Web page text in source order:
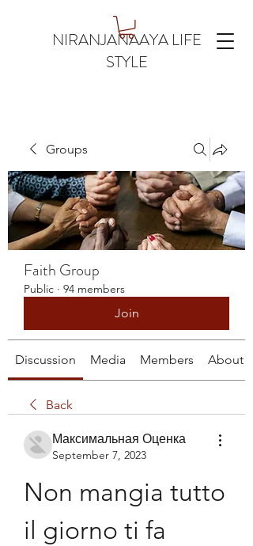
NIRANJANAAYA LIFE
STYLE
Groups
Faith Group
Public · 94 members
Join
Discussion Media Members About
Back
Максимальная Оценка
September 7, 2023
Non mangia tutto
il giorno ti fa